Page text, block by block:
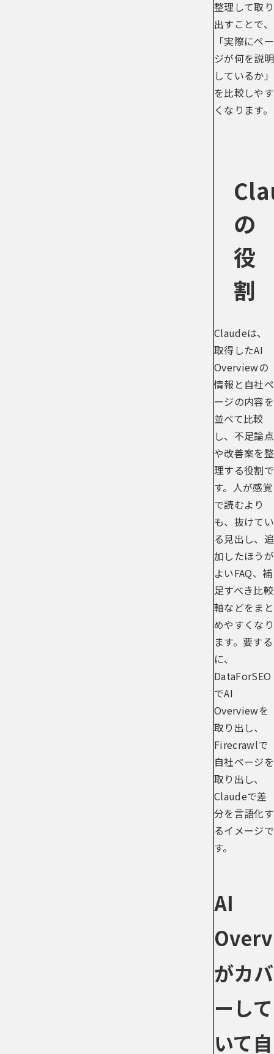
整理して取り
出すことで、
「実際にペー
ジが何を説明
しているか」
を比較しやす
くなります。
の
役
割
Claudeは、
取得したAI
Overviewの
情報と自社ペ
ージの内容を
並べて比較
し、不足論点
や改善案を整
理する役割で
す。人が感覚
で読むより
も、抜けてい
る見出し、追
加したほうが
よいFAQ、補
足すべき比較
軸などをまと
めやすくなり
ます。要する
に、
DataForSEO
でAI
Overviewを
取り出し、
Firecrawlで
自社ページを
取り出し、
Claudeで差
分を言語化す
るイメージで
す。
AI
がカバ
ーして
いて自